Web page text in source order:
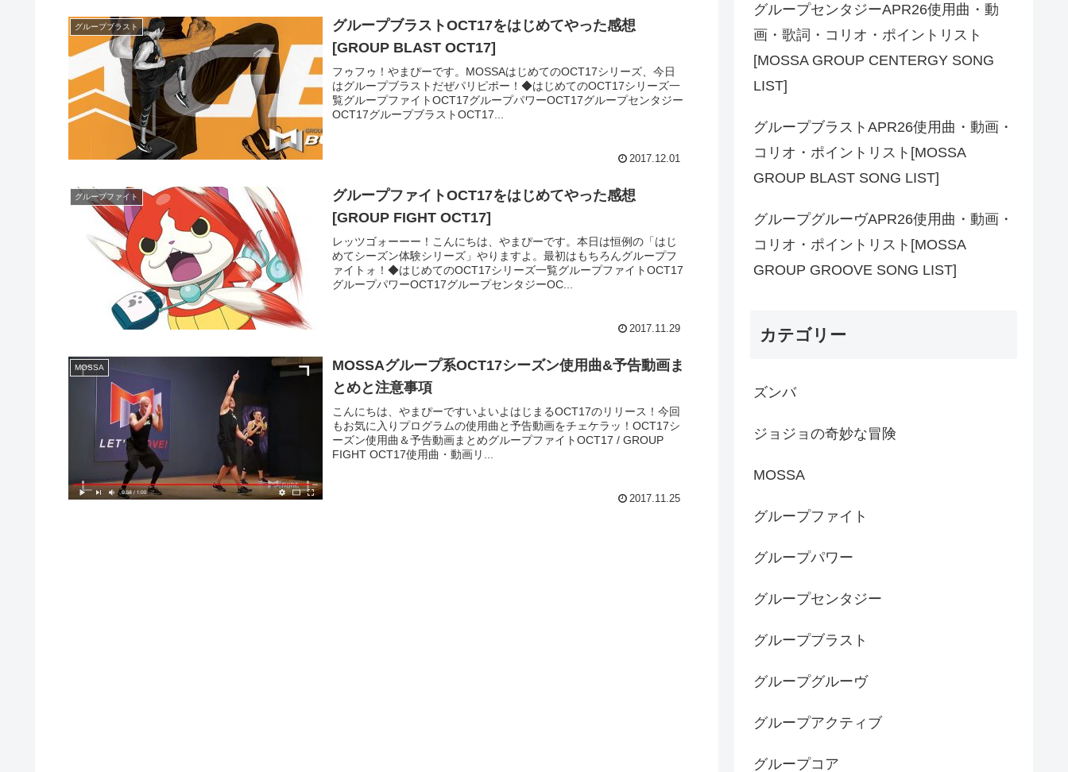
グループブラスト
グループブラストOCT17をはじめてやった感想
[GROUP BLAST OCT17]
フゥフゥ！やまぴーです。MOSSAはじめてのOCT17シリーズ、今日
はグループブラストだぜパリピポー！◆はじめてのOCT17シリーズ一
覧グループファイトOCT17グループパワーOCT17グループセンタジー
OCT17グループブラストOCT17...
2017.12.01
グループファイト
グループファイトOCT17をはじめてやった感想
[GROUP FIGHT OCT17]
レッツゴォーーー！こんにちは、やまぴーです。本日は恒例の「はじ
めてシーズン体験シリーズ」やりますよ。最初はもちろんグループフ
ァイトォ！◆はじめてのOCT17シリーズ一覧グループファイトOCT17
グループパワーOCT17グループセンタジーOC...
2017.11.29
MOSSA
MOSSAグループ系OCT17シーズン使用曲&予告動画ま
とめと注意事項
こんにちは、やまぴーですいよいよはじまるOCT17のリリース！今回
もお気に入りプログラムの使用曲と予告動画をチェケラッ！OCT17シ
ーズン使用曲＆予告動画まとめグループファイトOCT17 / GROUP
FIGHT OCT17使用曲・動画リ...
2017.11.25
グループセンタジーAPR26使用曲・動
画・歌詞・コリオ・ポイントリスト
[MOSSA GROUP CENTERGY SONG
LIST]
グループブラストAPR26使用曲・動画・
コリオ・ポイントリスト[MOSSA
GROUP BLAST SONG LIST]
グループグルーヴAPR26使用曲・動画・
コリオ・ポイントリスト[MOSSA
GROUP GROOVE SONG LIST]
カテゴリー
ズンバ
ジョジョの奇妙な冒険
MOSSA
グループファイト
グループパワー
グループセンタジー
グループブラスト
グループグルーヴ
グループアクティブ
グループコア